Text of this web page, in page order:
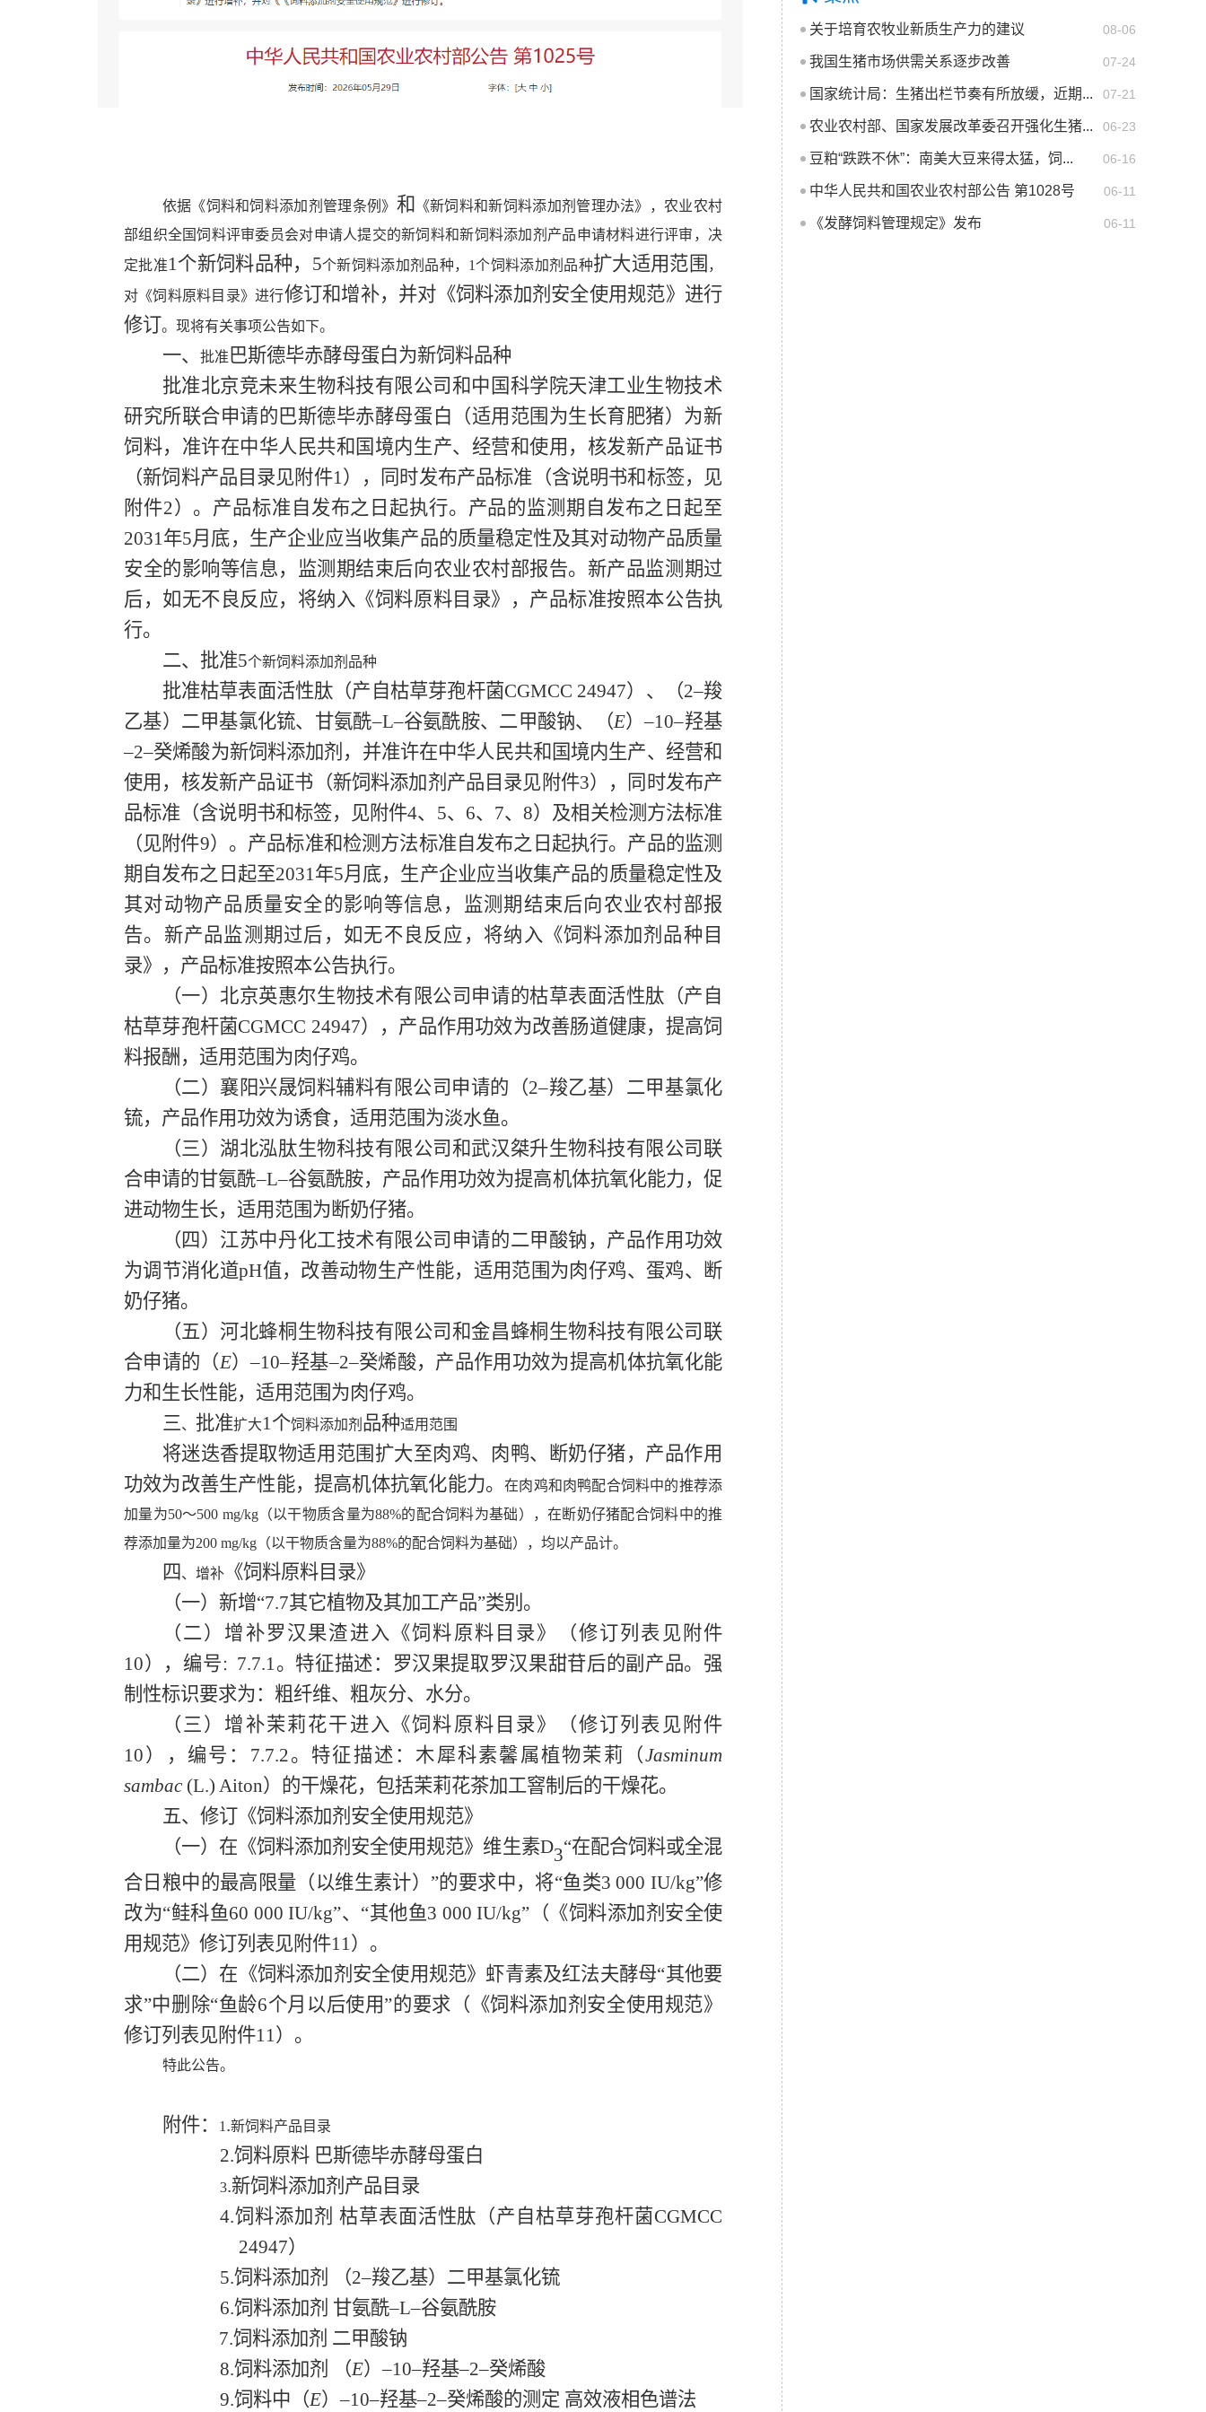
依据《饲料和饲料添加剂管理条例》 和
《新饲料和新饲料添加剂管理办法》，农业农村
部组织全国饲料评审委员会对申请人提交的新饲料和新饲料添加剂产品申请材料进行评审，决
定批准1个新饲料品种， 5个新饲料添加剂品种， 1个饲料添加剂 品种扩大适用范围 ，
对《饲料原料目录》进行修订和增补，并对《饲料添加剂安全使用规范》进行
修订。现将有关事项公告如下。
一、 批准巴斯德毕赤酵母蛋白为新饲料品种
批准北京竞未来生物科技有限公司和中国科学院天津工业生物技术
研究所联合申请的巴斯德毕赤酵母蛋白（适用范围为生长育肥猪）为新
饲料， 准许在中华人民共和国境内生产、经营和使用 ， 核发新产品证书
（新饲料产品目录见附件1）， 同时发布产品标准 （含说明书和标签，
见
附件2） 。产品标准自发布之日起执行。 产品的监测期 自发布之日起至
2031年5月底， 生产企业应当收集产品的质量稳定性及其对动物产品质量
安全的影响等信息， 监测期结束后向农业农村部报告。 新产品监测期过
后，如无不良反应， 将纳入《饲料原料 目录》，产品标准按照本公告执
行。
二、批准5个新饲料添加剂品种
批准枯草表面活性肽（产自枯草芽孢杆菌CGMCC 24947）、 （2–羧
乙基）二甲基氯化锍、甘氨酰–L–谷氨酰胺、二甲酸钠、 （E）–10–羟基
–2–癸烯酸为新饲料添加剂 ， 并准许在中华人民共和国境内生产、经营和
使用 ， 核发新产品证书 （新饲料添加剂 产品目录见附件3），
同时发布产
品标准 （含说明书和标签， 见附件4、 5、 6、 7、8） 及相关检测方法标准
（ 见附件9） 。产品标准和检测方法标准自发布之日起执行。 产品的监测
期 自发布之日起至2031年5月底， 生产企业应当收集产品的质量稳定性及
其对动物产品质量安全的影响等信息 ， 监测期结束后向农业农村部报
告。 新产品监测期过后，如无不良反应 ， 将纳入《饲料添加剂品种目
录》，产品标准按照本公告执行。
（一）北京英惠尔生物技术有限公司申请的枯草表面活性肽（产自
枯草芽孢杆菌CGMCC 24947），产品作用功效为改善肠道健康，提高饲
料报酬，适用范围为肉仔鸡。
（二）襄阳兴晟饲料辅料有限公司申请的（2–羧乙基）二甲基氯化
锍，产品作用功效为诱食，适用范围为淡水鱼。
（三）湖北泓肽生物科技有限公司和武汉桀升生物科技有限公司联
合申请的甘氨酰–L–谷氨酰胺，产品作用功效为提高机体抗氧化能力，促
进动物生长，适用范围为断奶仔猪。
（ 四 ）江苏中丹化工技术有限公司 申请的二甲酸钠 ，产品作用功效
为调节消化道pH值，改善动物生产性能，适用范围为肉仔鸡、蛋鸡、断
奶仔猪。
（五）河北蜂桐生物科技有限公司和金昌蜂桐生物科技有限公司联
合申请的 （E）–10–羟基–2–癸烯酸，产品作用功效为提高机体抗氧化能
力和生长性能，适用范围为肉仔鸡。
三、 批准扩大1个饲料添加剂 品种适用范围
将迷迭香提取物适用范围扩大至肉鸡、肉鸭、断奶仔猪，产品作用
功效为改善生产性能，提高机体抗氧化能力。在肉鸡和肉鸭配合饲料中的推荐添
加量为50～500 mg/kg（以干物质含量为88%的配合饲料为基础） ，在断奶仔猪配合饲料中的推
荐添加量为200 mg/kg （以干物质含量为88%的配合饲料为基础） ， 均以产品计。
四 、增补《饲料原料目录》
（一） 新增“7.7其它植物及其加工产品”类别 。
（ 二） 增补罗汉果渣进入《饲料原料目录》 （修订列表见附件
10） ， 编号 ： 7.7.1。特征描述：
罗汉果提取罗汉果甜苷后的副产品。强
制性标识要求为：粗纤维、粗灰分、水分。
（ 三 ） 增补茉莉花干进入《饲料原料目录》 （修订列表见附件
10 ）， 编号： 7.7.2。特征描述：木犀科素馨属植物茉莉（Jasminum
sambac (L.) Aiton）的干燥花，包括茉莉花茶加工窨制后的干燥花。
五、修订《饲料添加剂安全使用规范》
（一）在 《饲料添加剂安全使用规范》维生素D3“在配合饲料或全混
合日粮中的最高限量（以维生素计）”的要求中， 将“鱼类3 000 IU/kg”修
改为“鲑科鱼60 000 IU/kg”、“其他鱼3 000 IU/kg” （《饲料添加剂安全使
用规范》修订列表见附件11）。
（二）在《饲料添加剂安全使用规范》虾青素及红法夫酵母“其他要
求”中删除“鱼龄6个月以后使用”的要求 （《饲料添加剂安全使用规范》
修订列表见附件11） 。
特此公告。
附件： 1 .新饲料产品目录
2.饲料原料 巴斯德毕赤酵母蛋白
3.新饲料添加剂产品目录
4.饲料添加剂 枯草表面活性肽 （产自枯草芽孢杆菌CGMCC
24947）
5.饲料添加剂 （2–羧乙基）二甲基氯化锍
6.饲料添加剂 甘氨酰–L–谷氨酰胺
7.饲料添加剂 二甲酸钠
8.饲料添加剂 （E）–10–羟基–2–癸烯酸
9.饲料中（E）–10–羟基–2–癸烯酸的测定 高效液相色谱法
08-06
关于培育农牧业新质生产力的建议
07-24
我国生猪市场供需关系逐步改善
07-21
国家统计局：生猪出栏节奏有所放缓，近期...
06-23
农业农村部、国家发展改革委召开强化生猪...
06-16
豆粕“跌跌不休”：南美大豆来得太猛，饲...
06-11
中华人民共和国农业农村部公告 第1028号
06-11
《发酵饲料管理规定》发布